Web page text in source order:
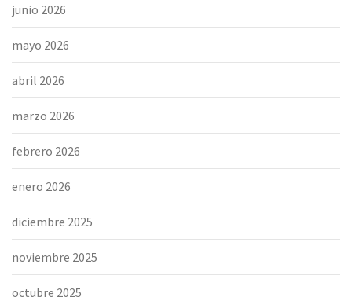
junio 2026
mayo 2026
abril 2026
marzo 2026
febrero 2026
enero 2026
diciembre 2025
noviembre 2025
octubre 2025